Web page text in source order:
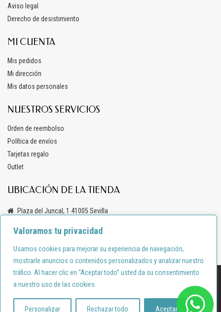
Valoramos tu privacidad
Usamos cookies para mejorar su experiencia de navegación,
mostrarle anuncios o contenidos personalizados y analizar nuestro
tráfico. Al hacer clic en “Aceptar todo” usted da su consentimiento
a nuestro uso de las cookies.
Personalizar Rechazar todo Aceptar todo
Aviso legal
Derecho de desistimiento
MI CUENTA
Mis pedidos
Mi dirección
Mis datos personales
NUESTROS SERVICIOS
Orden de reembolso
Política de envíos
Tarjetas regalo
Outlet
UBICACIÓN DE LA TIENDA
Plaza del Juncal, 1 41005 Sevilla
shortcode.es
© anacondemoda.es 2024